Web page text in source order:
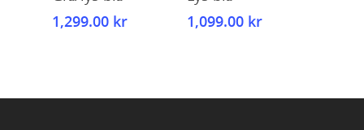
1,299.00 kr
1,099.00 kr